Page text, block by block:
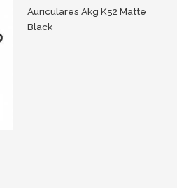
Auriculares Akg K52 Matte
Black